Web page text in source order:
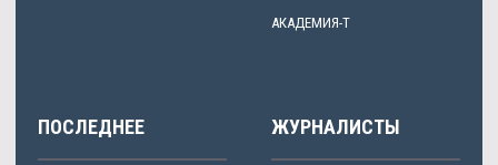
АКАДЕМИЯ-Т
ПОСЛЕДНЕЕ ЖУРНАЛИСТЫ